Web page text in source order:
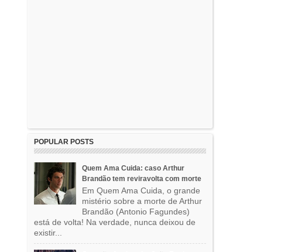
POPULAR POSTS
Quem Ama Cuida: caso Arthur
Brandão tem reviravolta com morte
Em Quem Ama Cuida, o grande
mistério sobre a morte de Arthur
Brandão (Antonio Fagundes)
está de volta! Na verdade, nunca deixou de
existir...